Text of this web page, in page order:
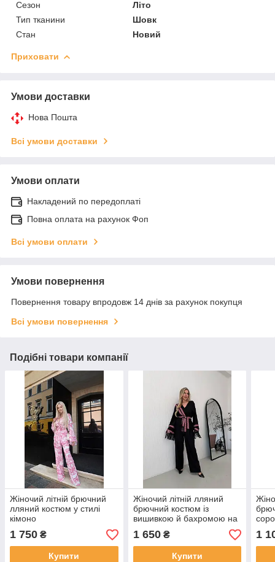
Сезон
Літо
Тип тканини
Шовк
Стан
Новий
Приховати
Умови доставки
Нова Пошта
Всі умови доставки
Умови оплати
Накладений по передоплаті
Повна оплата на рахунок Фоп
Всі умови оплати
Умови повернення
Повернення товару впродовж 14 днів за рахунок покупця
Всі умови повернення
Подібні товари компанії
Жіночий літній брючний
лляний костюм у стилі
кімоно
1 750 ₴
Купити
Жіночий літній лляний
брючний костюм із
вишивкою й бахромою на
рукавах
1 650₴
Купити
1